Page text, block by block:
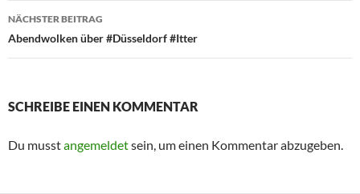
NÄCHSTER BEITRAG
Abendwolken über #Düsseldorf #Itter
SCHREIBE EINEN KOMMENTAR
Du musstangemeldetsein, um einen Kommentar abzugeben.